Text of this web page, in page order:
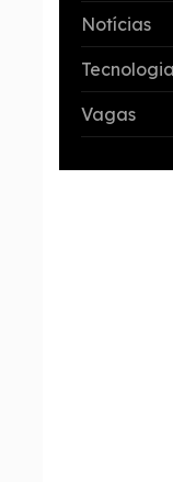
Notícias
Tecnologia
Vagas